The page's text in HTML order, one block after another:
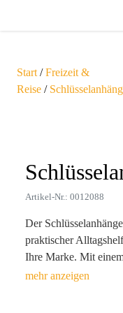
Start /Freizeit &
Reise /
Artikel-Nr.: 0012088
Der
praktischer
Ihre Marke. Mit
1,5 cm und einem